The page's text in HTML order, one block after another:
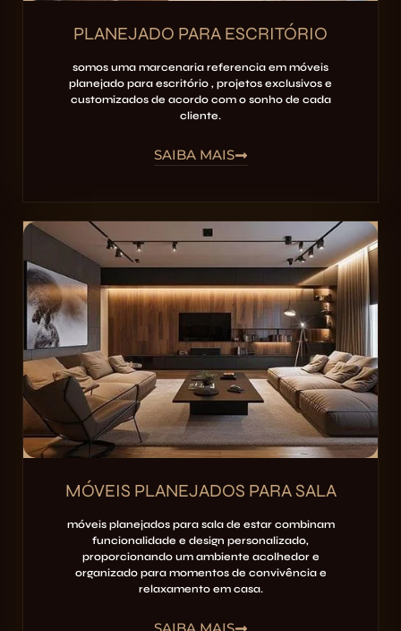
PLANEJADO PARA ESCRITÓRIO
somos uma marcenaria referencia em móveis
planejado para escritório , projetos exclusivos e
customizados de acordo com o sonho de cada
cliente.
SAIBA MAIS
MÓVEIS PLANEJADOS PARA SALA
móveis planejados para sala de estar combinam
funcionalidade e design personalizado,
proporcionando um ambiente acolhedor e
organizado para momentos de convivência e
relaxamento em casa.